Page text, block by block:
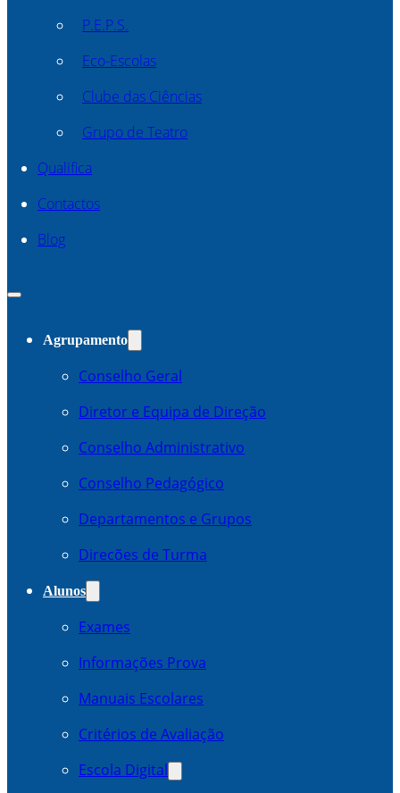
P.E.P.S.
Eco-Escolas
Clube das Ciências
Grupo de Teatro
Qualifica
Contactos
Blog
Agrupamento
Conselho Geral
Diretor e Equipa de Direção
Conselho Administrativo
Conselho Pedagógico
Departamentos e Grupos
Direcões de Turma
Alunos
Exames
Informações Prova
Manuais Escolares
Critérios de Avaliação
Escola Digital